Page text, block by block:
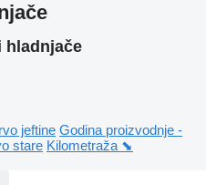
hladnjače
jeftine Godina proizvodnje -
stare Kilometraža ⬊